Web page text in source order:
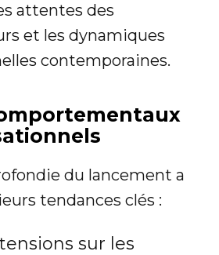
attentes des
et les dynamiques
contemporaines.
du lancement a
tendances clés :
sur les